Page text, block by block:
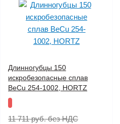
Длинногубцы 150
искробезопасные сплав
BeCu 254-1002, HORTZ
11 711 руб.без НДС